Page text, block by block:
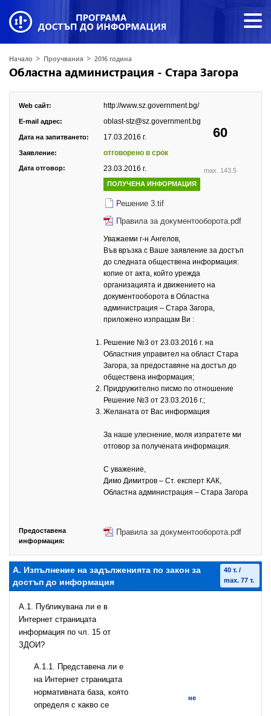
Начало > Проучвания > 2016 година
Областна администрация - Стара Загора
60
max. 143.5
Web сайт: http://www.sz.government.bg/
E-mail адрес: oblast-stz@sz.government.bg
Дата на запитването: 17.03.2016 г.
Заявление: отговорено в срок
Дата отговор: 23.03.2016 г.
ПОЛУЧЕНА ИНФОРМАЦИЯ
Решение 3.tif
Правила за документооборота.pdf
Уважаеми г-н Ангелов,
Във връзка с Ваше заявление за достъп
до следната обществена информация:
копие от акта, който урежда
организацията и движението на
документооборота в Областна
администрация – Стара Загора,
приложено изпращам Ви :
Решение №3 от 23.03.2016 г. на
Областния управител на област Стара
Загора, за предоставяне на достъп до
обществена информация;
Придружително писмо по отношение
Решение №3 от 23.03.2016 г.;
Желаната от Вас информация
За наше улеснение, моля изпратете ми
отговор за получената информация.
С уважение,
Димо Димитров – Ст. експерт КАК,
Областна администрация – Стара Загора
Предоставена
информация:
Правила за документооборота.pdf
А. Изпълнение на задълженията по закон за
достъп до информация
40 т. /
max. 77 т.
A.1. Публикувана ли е в
Интернет страницата
информация по чл. 15 от
ЗДОИ?
A.1.1. Представена ли е
на Интернет страницата
нормативната база, която
определя с какво се
не